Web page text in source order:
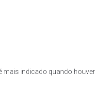
indicado quando